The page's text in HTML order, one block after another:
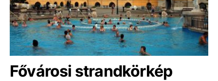
Fővárosi strandkörkép